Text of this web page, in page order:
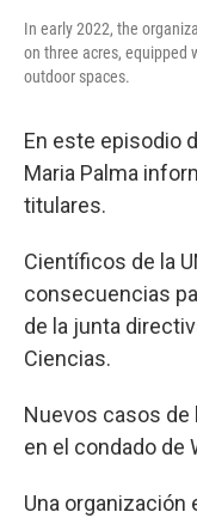
In early 2022, the
on three acres, equipped
outdoor spaces.
En este episodio
Maria Palma
titulares.
Científicos de la
consecuencias
de la junta
Ciencias.
Nuevos casos de
en el condado de
Una organización